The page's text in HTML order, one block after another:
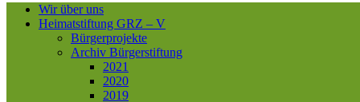
Wir über uns
Heimatstiftung GRZ – V
Bürgerprojekte
Archiv Bürgerstiftung
2021
2020
2019